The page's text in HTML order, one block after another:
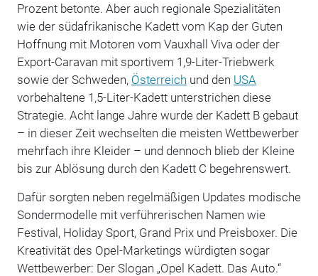
Prozent betonte. Aber auch regionale Spezialitäten
wie der südafrikanische Kadett vom Kap der Guten
Hoffnung mit Motoren vom Vauxhall Viva oder der
Export-Caravan mit sportivem 1,9-Liter-Triebwerk
sowie der Schweden, Österreich und den USA
vorbehaltene 1,5-Liter-Kadett unterstrichen diese
Strategie. Acht lange Jahre wurde der Kadett B gebaut
– in dieser Zeit wechselten die meisten Wettbewerber
mehrfach ihre Kleider – und dennoch blieb der Kleine
bis zur Ablösung durch den Kadett C begehrenswert.
Dafür sorgten neben regelmäßigen Updates modische
Sondermodelle mit verführerischen Namen wie
Festival, Holiday Sport, Grand Prix und Preisboxer. Die
Kreativität des Opel-Marketings würdigten sogar
Wettbewerber: Der Slogan „Opel Kadett. Das Auto.“